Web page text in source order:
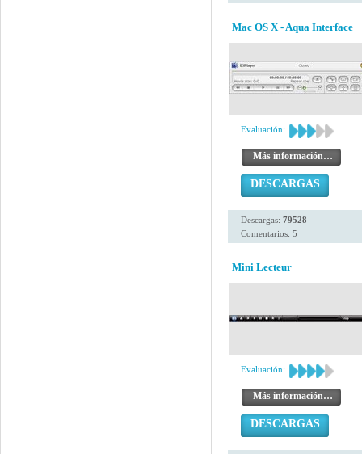
Mac OS X - Aqua Interface
Evaluación:
Más información…
DESCARGAS
Descargas: 79528
Comentarios: 5
Mini Lecteur
Evaluación:
Más información…
DESCARGAS